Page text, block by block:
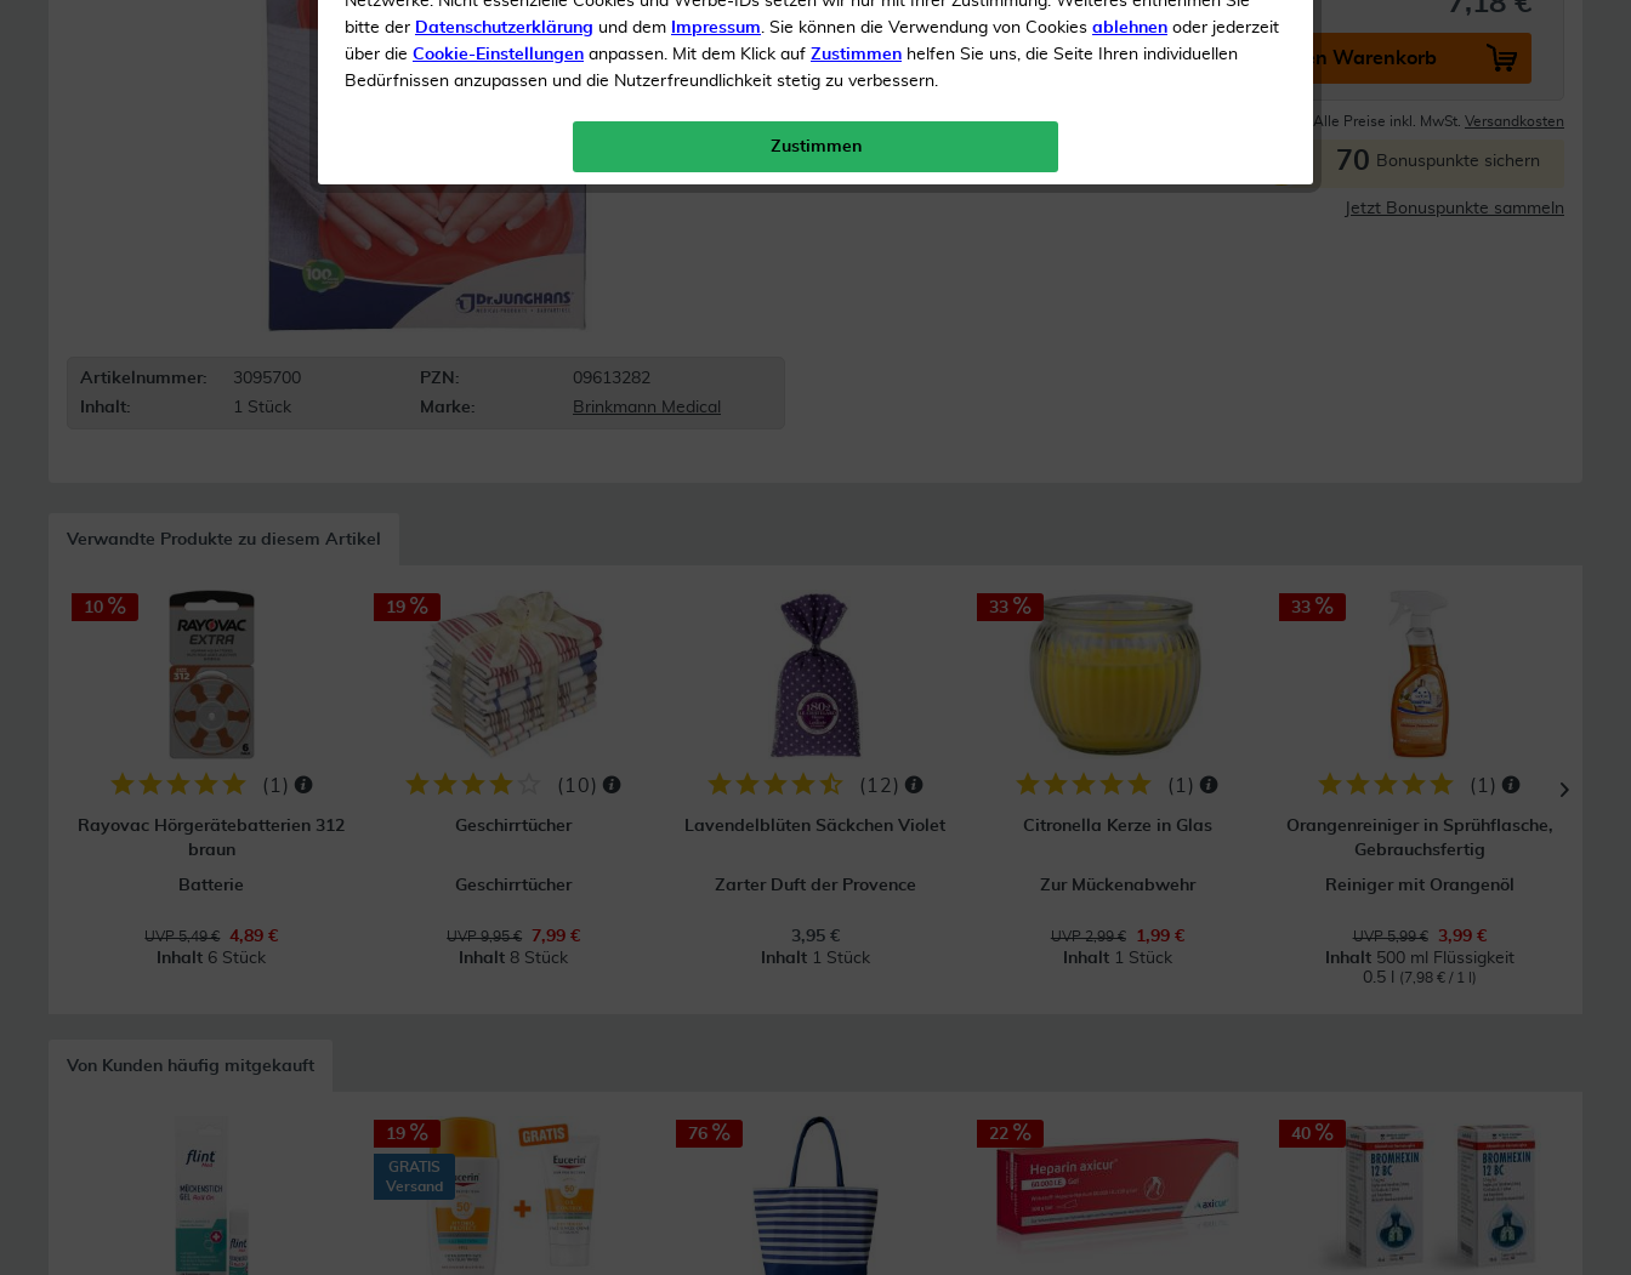
Artikelnummer: 3095700 PZN:
09613282
Inhalt:
1 Stück Marke: Brinkmann Medical
Inhalt1 Stück
Menge: In den Warenkorb
Gratis Versand ab 19 € Alle Preise inkl. MwSt. Versandkosten
70 Bonuspunkte sichern
Jetzt Bonuspunkte sammeln
Verwandte Produkte zu diesem Artikel
10
( 1 )
Rayovac Hörgerätebatterien 312
braun
Batterie
UVP 5,49 €
4,89 €
Inhalt 6 Stück
19
( 10)
Geschirrtücher
Geschirrtücher
UVP 9,95 €
7,99 €
Inhalt 8 Stück
( 12 )
Lavendelblüten Säckchen Violet
Zarter Duft der Provence
3,95 €
Inhalt 1 Stück
33
( 1 )
Citronella Kerze in Glas
Zur Mückenabwehr
UVP 2,99 €
1,99 €
Inhalt 1 Stück
33
( 1 )
Orangenreiniger in Sprühflasche,
Gebrauchsfertig
Reiniger mit Orangenöl
UVP 5,99 €
3,99 €
Inhalt 500 ml Flüssigkeit
0.5 l
(7,98 € / 1 l)
Von Kunden häufig mitgekauft
19
GRATIS
Versand
76 22 40
bitte der Datenschutzerklärung und dem Impressum. Sie können die Verwendung von Cookies ablehnen oder jederzeit
über die Cookie-Einstellungen anpassen. Mit dem Klick auf Zustimmen helfen Sie uns, die Seite Ihren individuellen
Bedürfnissen anzupassen und die Nutzerfreundlichkeit stetig zu verbessern.
Zustimmen